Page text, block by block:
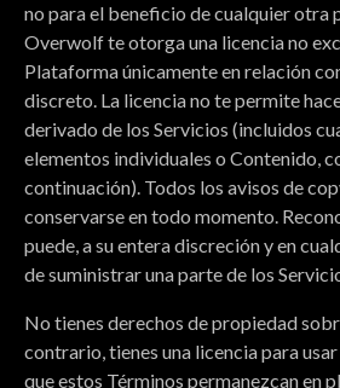
no para el beneficio de cualquier otra
Overwolf te otorga una licencia no
Plataforma únicamente en relación
discreto. La licencia no te permite
derivado de los Servicios (incluidos
elementos individuales o Contenido,
continuación). Todos los avisos de
conservarse en todo momento.
puede, a su entera discreción y en
de suministrar una parte de los
No tienes derechos de propiedad
contrario, tienes una licencia para
que estos Términos permanezcan en